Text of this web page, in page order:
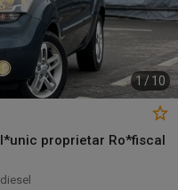
1 /10
proprietar Ro*fiscal